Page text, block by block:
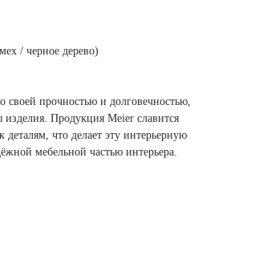
/ черное дерево)
своей прочностью и долговечностью,
изделия. Продукция Meier славится
что делает эту интерьерную
мебельной частью интерьера.